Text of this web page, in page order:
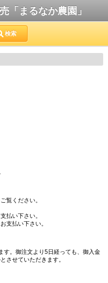
「まるなか農園」
検索
覧ください。
払い下さい。
支払い下さい。
す。御注文より5日経っても、御入金
させていただきます。